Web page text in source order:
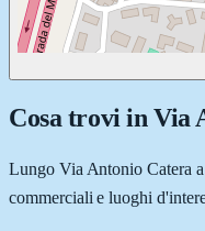
Cosa trovi in Via
Lungo Via Antonio Catera a
commerciali e luoghi